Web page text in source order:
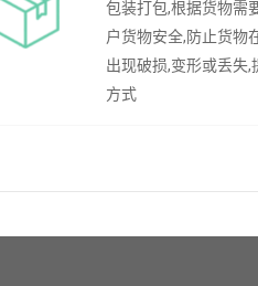
包装打包,根据货物需
户货物安全,防止货物
出现破损,变形或丢失,
方式